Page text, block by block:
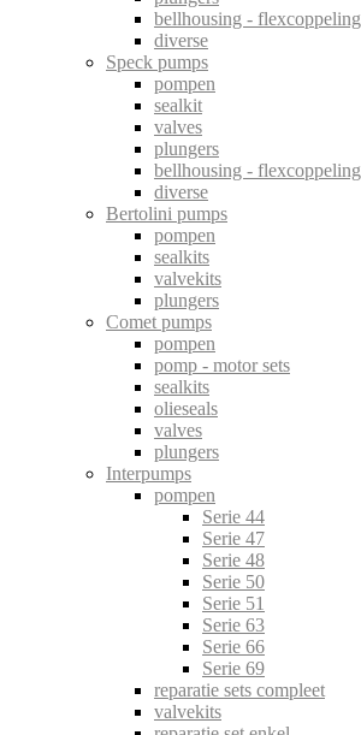
bellhousing - flexcoppeling
diverse
Speck pumps
pompen
sealkit
valves
plungers
bellhousing - flexcoppeling
diverse
Bertolini pumps
pompen
sealkits
valvekits
plungers
Comet pumps
pompen
pomp - motor sets
sealkits
olieseals
valves
plungers
Interpumps
pompen
Serie 44
Serie 47
Serie 48
Serie 50
Serie 51
Serie 63
Serie 66
Serie 69
reparatie sets compleet
valvekits